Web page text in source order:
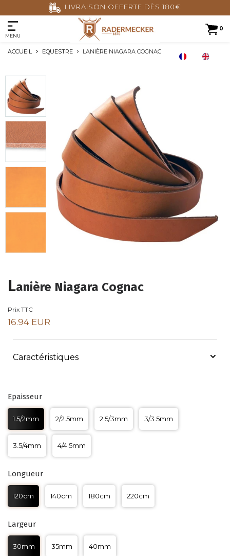
LIVRAISON OFFERTE DÈS 180€
0
MENU
ACCUEIL EQUESTRE LANIÈRE NIAGARA COGNAC
Lanière Niagara Cognac
Prix TTC
16.94 EUR
Caractéristiques
Epaisseur
1.5/2mm 2/2.5mm 2.5/3mm 3/3.5mm
3.5/4mm 4/4.5mm
Longueur
120cm 140cm 180cm 220cm
Largeur
30mm 35mm 40mm